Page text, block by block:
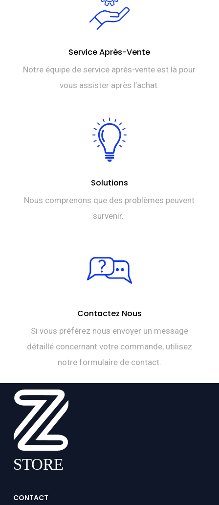
Service Après-Vente
Notre équipe de service après-vente est là pour
vous assister après l’achat.
Solutions
Nous comprenons que des problèmes peuvent
survenir.
Contactez Nous
Si vous préférez nous envoyer un message
détaillé concernant votre commande, utilisez
notre formulaire de contact.
CONTACT